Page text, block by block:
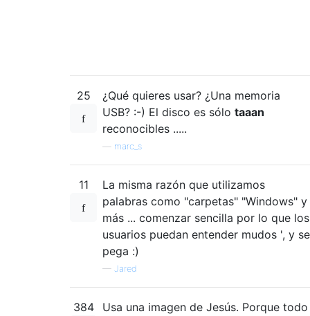
25
¿Qué quieres usar? ¿Una memoria
USB? :-) El disco es sólo taaan
reconocibles .....
marc_s
11
La misma razón que utilizamos
palabras como "carpetas" "Windows" y
más ... comenzar sencilla por lo que los
usuarios puedan entender mudos ', y se
pega :)
— Jared
384
Usa una imagen de Jesús. Porque todo